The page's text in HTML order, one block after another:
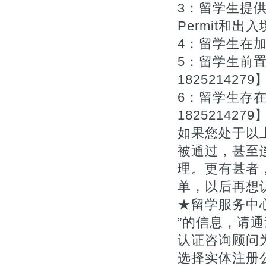
3：留学生提
Permit和出入
4：留学生在
5：留学生前
1825214279
6：留学生存
1825214279
如果您处于以
被通过，甚至
理。更有甚者
单，以后再想
★留学服务中
”的信息，请
认证咨询顾问
选择实体注册